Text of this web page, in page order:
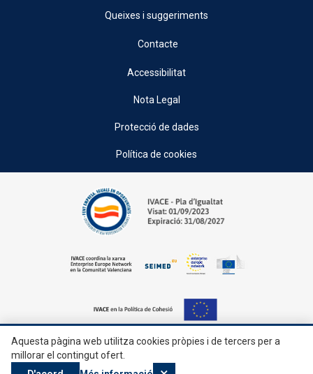
Queixes i suggeriments
Contacte
Accessibilitat
Nota Legal
Protecció de dades
Política de cookies
© 2026, Generalitat • Conselleria d’Indústria, Turisme, Innovació i Comerç •
Institut Valencià de Competitivitat Empresarial
Aquesta pàgina web utilitza cookies pròpies i de tercers per a
millorar el contingut ofert.